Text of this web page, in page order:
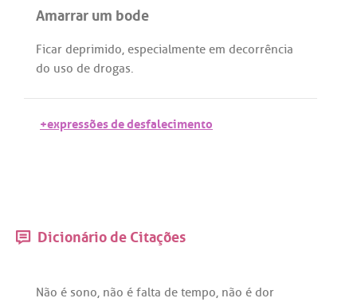
Amarrar um bode
Ficar deprimido, especialmente em decorrência
do uso de drogas.
+expressões de desfalecimento
Dicionário de Citações
Não é sono, não é falta de tempo, não é dor